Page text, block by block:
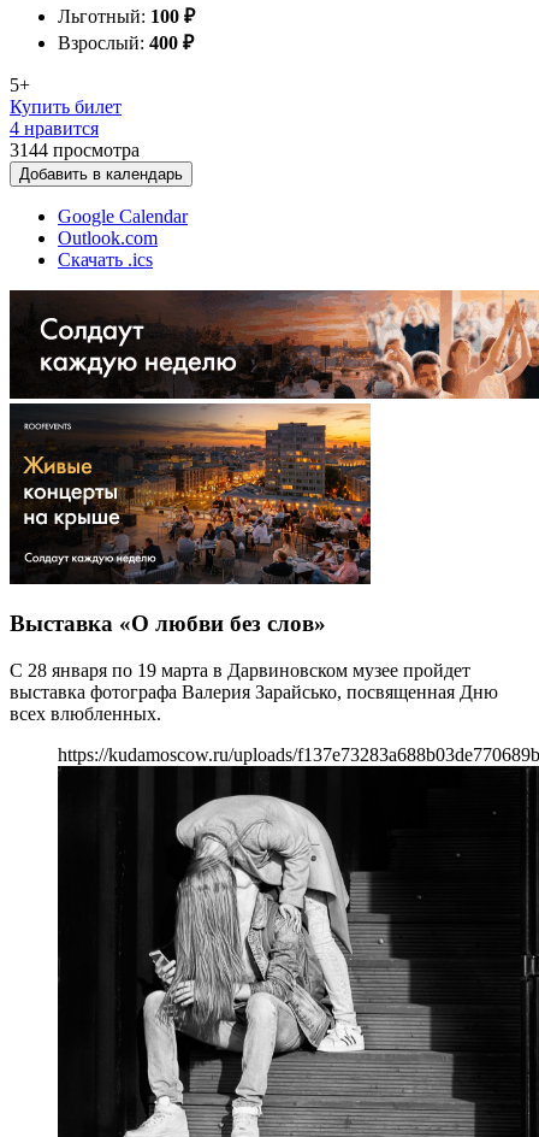
Льготный: 100 ₽
Взрослый: 400 ₽
5+
Купить билет
4 нравится
3144 просмотра
Добавить в календарь
Google Calendar
Outlook.com
Скачать .ics
Выставка «О любви без слов»
С 28 января по 19 марта в Дарвиновском музее пройдет
выставка фотографа Валерия Зарайсько, посвященная Дню
всех влюбленных.
https://kudamoscow.ru/uploads/